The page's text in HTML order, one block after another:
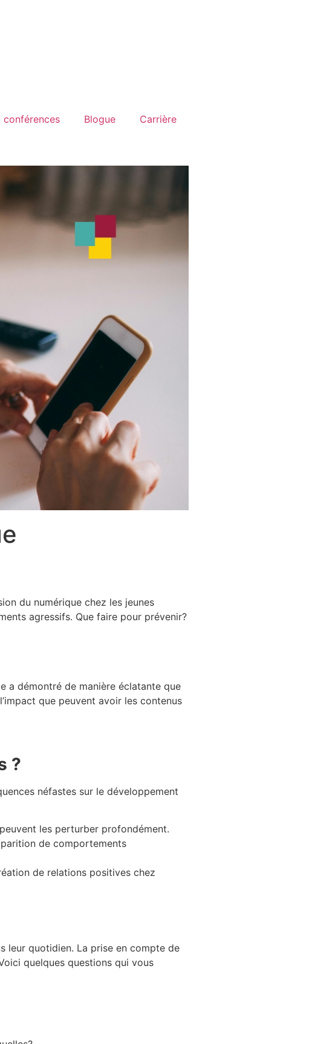
conférences Blogue Carrière
du numérique chez les jeunes
agressifs. Que faire pour prévenir?
a démontré de manière éclatante que
que peuvent avoir les contenus
?
néfastes sur le développement
les perturber profondément.
de comportements
de relations positives chez
leur quotidien. La prise en compte de
quelques questions qui vous